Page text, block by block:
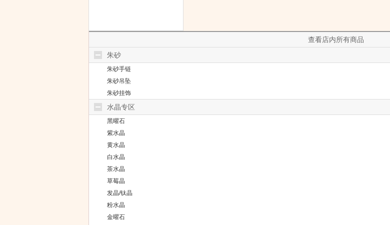
查看店内所有商品
朱砂
朱砂手链
朱砂吊坠
朱砂挂饰
水晶专区
黑曜石
紫水晶
黄水晶
白水晶
茶水晶
草莓晶
发晶/钛晶
粉水晶
金曜石